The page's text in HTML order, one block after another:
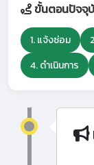
ขั้นตอนปัจจุ
1. แจ้งซ่อม
4. ดำเนินการ